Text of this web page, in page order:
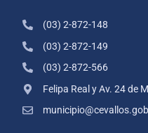
(03) 2-872-148
(03) 2-872-149
(03) 2-872-566
Felipa Real y Av. 24 de